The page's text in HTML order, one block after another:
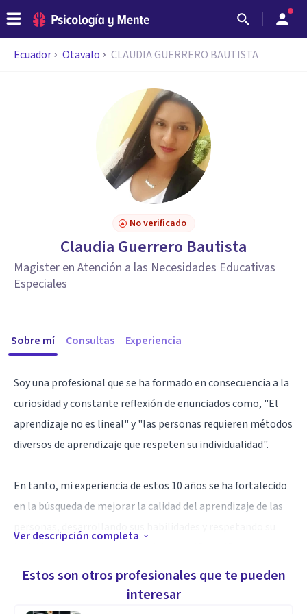
Ecuador Otavalo CLAUDIA GUERRERO BAUTISTA
No verificado
Claudia Guerrero Bautista
Magister en Atención a las Necesidades Educativas
Especiales
Sobre mí Consultas Experiencia
Soy una profesional que se ha formado en consecuencia a la
curiosidad y constante reflexión de enunciados como, "El
aprendizaje no es lineal" y "las personas requieren métodos
diversos de aprendizaje que respeten su individualidad".
En tanto, mi experiencia de estos 10 años se ha fortalecido
en la búsqueda de mejorar la calidad del aprendizaje de las
adolescentes, docentes y padres de familia, siendo Docente
Pedagoga de Apoyo a la Inclusión, y desde la Dirección
Nacional de Educación Especializada e Inclusiva del
Ver descripción completa
Estos son otros profesionales que te pueden
interesar